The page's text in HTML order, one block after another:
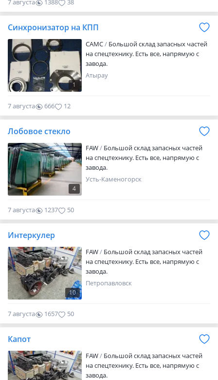
высочайшего качества. Различные
производители. Германия, Турция,
Россия, Китай. Цены уточняйте по
телефону. Качество гарантируем.
Срочная доставка по городам до двери.
Доставка авто и авиа. Любые
документы. Любой вид оплаты.
Каспипэй, каспирассрочка, НДС. Пишите
7 августа 1388 38
Синхронизатор на КПП
1
CAMC
Большой склад запасных частей
на спецтехнику. Есть все, напрямую с
завода.
Атырау
7 августа 666 12
Лобовое стекло
4
FAW
Большой склад запасных частей
на спецтехнику. Есть все, напрямую с
завода.
Усть-Каменогорск
7 августа 1237 50
Интеркулер
10
FAW
Большой склад запасных частей
на спецтехнику. Есть все, напрямую с
завода.
Петропавловск
7 августа 1657 50
Капот
FAW
Большой склад запасных частей
на спецтехнику. Есть все, напрямую с
завода.